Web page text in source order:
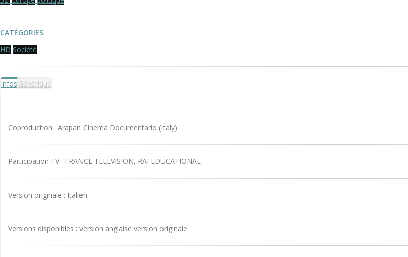
CATÉGORIES
HD Société
Infos Générique
Coproduction : Arapan Cinema Documentario (Italy)
Participation TV : FRANCE TELEVISION, RAI EDUCATIONAL
Version originale : Italien
Versions disponibles : version anglaise version originale